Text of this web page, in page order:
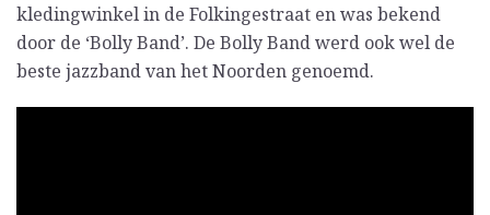
kledingwinkel in de Folkingestraat en was bekend
door de ‘Bolly Band’. De Bolly Band werd ook wel de
beste jazzband van het Noorden genoemd.